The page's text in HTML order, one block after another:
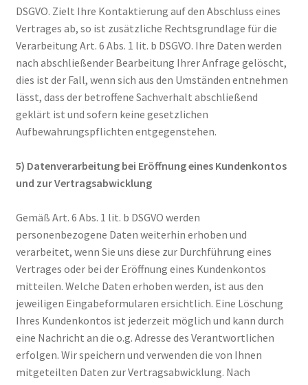
DSGVO. Zielt Ihre Kontaktierung auf den Abschluss eines
Vertrages ab, so ist zusätzliche Rechtsgrundlage für die
Verarbeitung Art. 6 Abs. 1 lit. b DSGVO. Ihre Daten werden
nach abschließender Bearbeitung Ihrer Anfrage gelöscht,
dies ist der Fall, wenn sich aus den Umständen entnehmen
lässt, dass der betroffene Sachverhalt abschließend
geklärt ist und sofern keine gesetzlichen
Aufbewahrungspflichten entgegenstehen.
5) Datenverarbeitung bei Eröffnung eines Kundenkontos
und zur Vertragsabwicklung
Gemäß Art. 6 Abs. 1 lit. b DSGVO werden
personenbezogene Daten weiterhin erhoben und
verarbeitet, wenn Sie uns diese zur Durchführung eines
Vertrages oder bei der Eröffnung eines Kundenkontos
mitteilen. Welche Daten erhoben werden, ist aus den
jeweiligen Eingabeformularen ersichtlich. Eine Löschung
Ihres Kundenkontos ist jederzeit möglich und kann durch
eine Nachricht an die o.g. Adresse des Verantwortlichen
erfolgen. Wir speichern und verwenden die von Ihnen
mitgeteilten Daten zur Vertragsabwicklung. Nach